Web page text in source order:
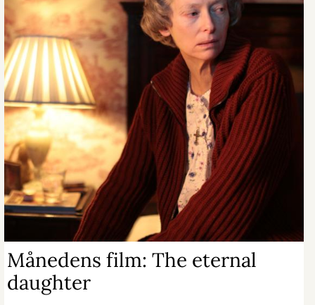
Månedens film: The eternal
daughter